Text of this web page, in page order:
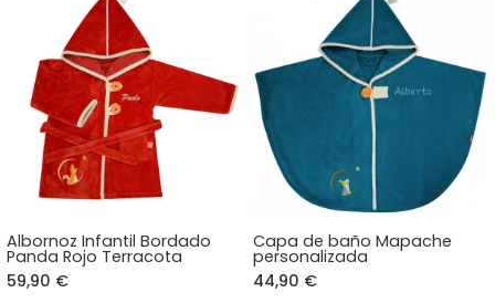
Albornoz Infantil Bordado
Panda Rojo Terracota
59,90 €
Capa de baño Mapache
personalizada
44,90 €